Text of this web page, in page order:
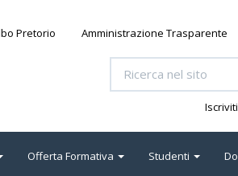
Pretorio Amministrazione Trasparente
Offerta Formativa Studenti